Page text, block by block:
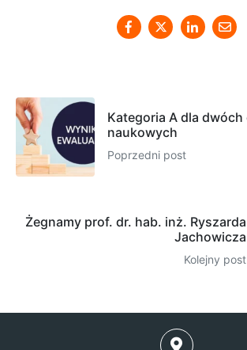
Kategoria A dla
naukowych
Poprzedni post
Żegnamy prof. dr. hab. inż. Ryszarda
Jachowicza
Kolejny post